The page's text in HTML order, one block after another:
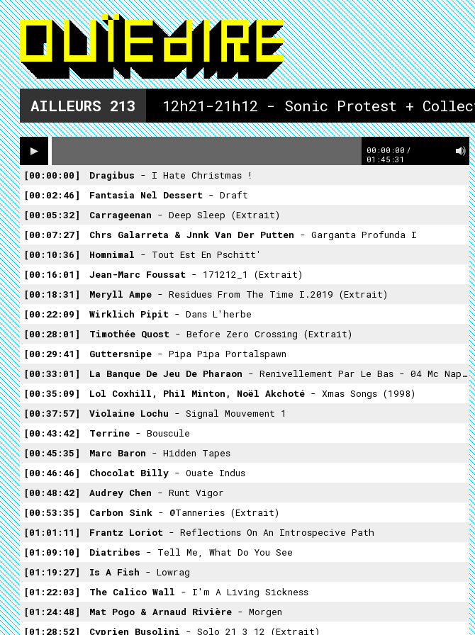
AILLEURS 213 12h21-21h12 - Sonic Protest +
00:00:00 /
01:45:31
00:00:00 Dragibus - I Hate Christmas !
00:02:46
Fantasia Nel Dessert - Draft
00:05:32
Carrageenan - Deep Sleep (extrait)
00:07:27
Chrs Galarreta & Jnnk Van Der Putten - Garganta Profunda I
00:10:36
Homnimal - Tout Est En Pschitt'
00:16:01
Jean-Marc Foussat - 171212_1 (extrait)
00:18:31
Meryll Ampe - Residues From The Time I.2019 (extrait)
00:22:09
Wirklich Pipit - Dans L'herbe
00:28:01
Timothée Quost - Before Zero Crossing (extrait)
00:29:41
Guttersnipe - Pipa Pipa Portalspawn
00:33:01
La Banque De Jeu De Pharaon - Renivellement Par Le Bas - 04 Mc Napoléon
00:35:09
Lol Coxhill, Phil Minton, Noël Akchoté - Xmas Songs (1998)
00:37:57
Violaine Lochu - Signal Mouvement 1
00:43:42
Terrine - Bouscule
00:45:35
Marc Baron - Hidden Tapes
00:46:46
Chocolat Billy - Ouate Indus
00:48:42
Audrey Chen - Runt Vigor
00:53:35
Carbon Sink - @Tanneries (extrait)
01:01:11
Frantz Loriot - Reflections On An Introspecive Path
01:09:10
Diatribes - Tell Me, What Do You See
01:19:27
Is A Fish - Lowrag
01:22:03
The Calico Wall - I'm A Living Sickness
01:24:48
Mat Pogo & Arnaud Rivière - Morgen
01:28:52
Cyprien Busolini - Solo 21 3 12 (extrait)